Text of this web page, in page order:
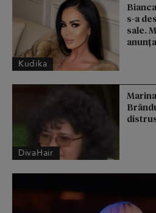
Kudika
s-a
sale.
DivaHair